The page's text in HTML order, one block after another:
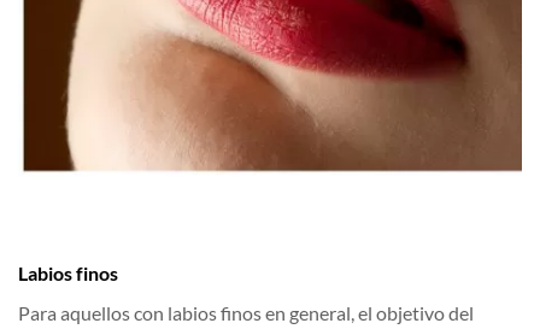
Labios finos
Para aquellos con labios finos en general, el objetivo del